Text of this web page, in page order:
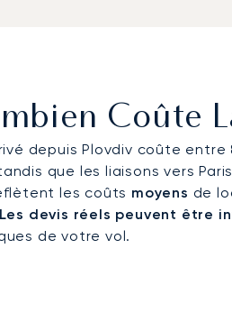
Coûte
depuis Plovdiv coûte
que les liaisons vers
les coûts moyens de
Les devis réels peuvent être
de votre vol.